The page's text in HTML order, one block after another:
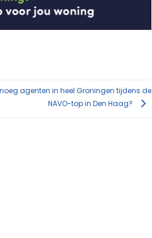
agenten in heel Groningen tijdens de
NAVO-top in Den Haag?